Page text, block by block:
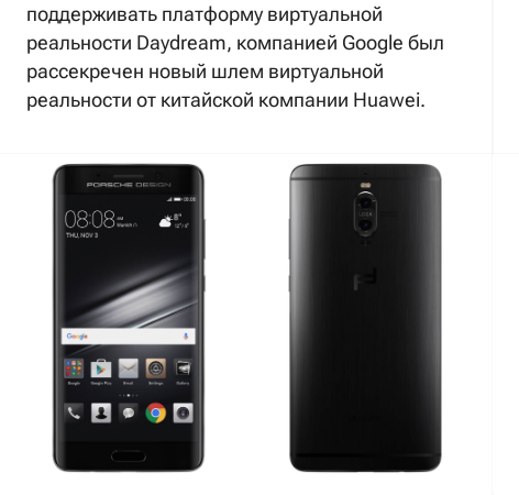
поддерживать платформу виртуальной
реальности Daydream, компанией Google был
рассекречен новый шлем виртуальной
реальности от китайской компании Huawei.